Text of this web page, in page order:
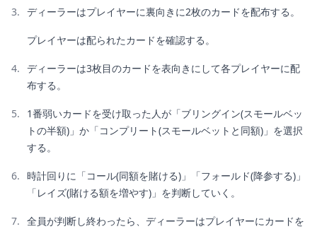
ディーラーはプレイヤーに裏向きに2枚のカードを配布する。
プレイヤーは配られたカードを確認する。
ディーラーは3枚目のカードを表向きにして各プレイヤーに配
布する。
1番弱いカードを受け取った人が「ブリングイン(スモールベッ
トの半額)」か「コンプリート(スモールベットと同額)」を選択
する。
時計回りに「コール(同額を賭ける)」「フォールド(降参する)」
「レイズ(賭ける額を増やす)」を判断していく。
全員が判断し終わったら、ディーラーはプレイヤーにカードを